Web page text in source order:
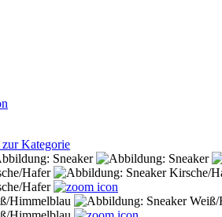
Kategorie